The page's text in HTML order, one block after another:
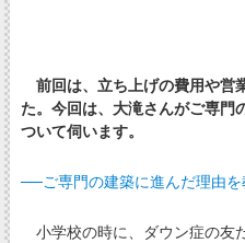
前回は、立ち上げの費用や営
た。今回は、大滝さんがご専門
ついて伺います。
──ご専門の建築に進んだ理由を
小学校の時に、ダウン症の友